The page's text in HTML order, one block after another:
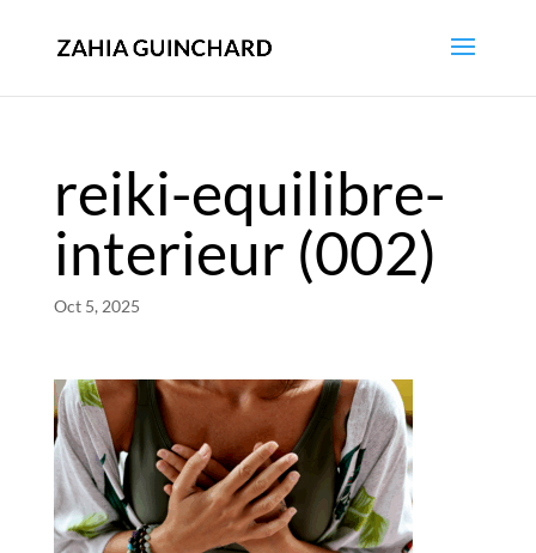
reiki-equilibre-
interieur (002)
Oct 5, 2025